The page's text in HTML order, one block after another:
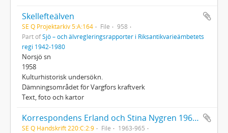
Skellefteälven
SE Q Projektarkiv 5:A:164 File
958
Part ofSjö – och älvregleringsrapporter i Riksantikvarieämbetets
regi 1942-1980
Norsjö sn
1958
Kulturhistorisk undersökn.
Dämningsområdet för Vargfors kraftverk
Text, foto och kartor
Korrespondens Erland och Stina Nygren 1963-1965
SE Q Handskrift 220:C:2:9 File
1963-965